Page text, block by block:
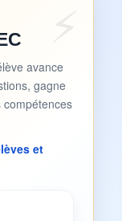
avance
gagne
compétences
et